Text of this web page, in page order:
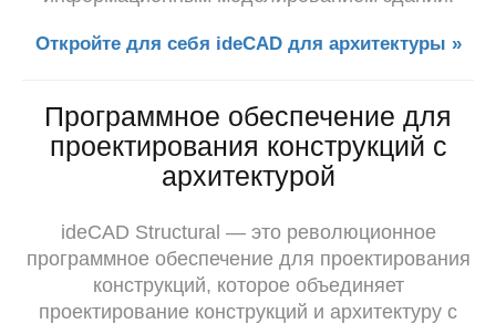
Откройте для себя ideCAD для архитектуры »
Программное обеспечение для
проектирования конструкций с
архитектурой
ideCAD Structural — это революционное
программное обеспечение для проектирования
конструкций, которое объединяет
проектирование конструкций и архитектуру с